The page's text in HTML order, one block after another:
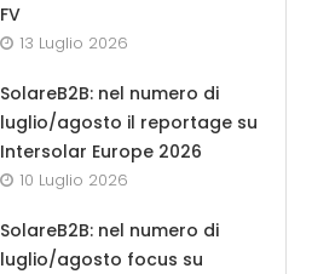
FV
13 Luglio 2026
SolareB2B: nel numero di
luglio/agosto il reportage su
Intersolar Europe 2026
10 Luglio 2026
SolareB2B: nel numero di
luglio/agosto focus su